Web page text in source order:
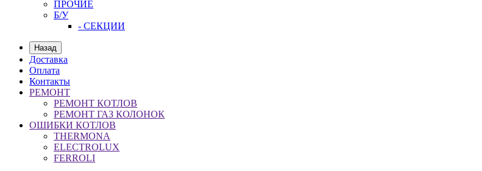
ПРОЧИЕ
Б/У
- СЕКЦИИ
Назад
Доставка
Оплата
Контакты
РЕМОНТ
РЕМОНТ КОТЛОВ
РЕМОНТ ГАЗ КОЛОНОК
ОШИБКИ КОТЛОВ
THERMONA
ELECTROLUX
FERROLI